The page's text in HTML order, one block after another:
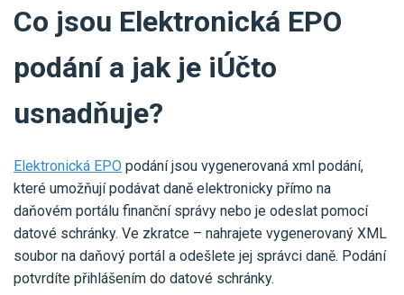
Co jsou Elektronická EPO
podání a jak je iÚčto
usnadňuje?
Elektronická EPO podání jsou vygenerovaná xml podání,
které umožňují podávat daně elektronicky přímo na
daňovém portálu finanční správy nebo je odeslat pomocí
datové schránky. Ve zkratce – nahrajete vygenerovaný XML
soubor na daňový portál a odešlete jej správci daně. Podání
potvrdíte přihlášením do datové schránky.